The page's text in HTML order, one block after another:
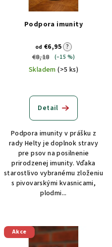
Podpora imunity
od €6,95 ?
€8,18
(–15 %)
Skladem(>5 ks)
Detail
Podpora imunity v prášku z
rady Helty je doplnok stravy
pre psov na posilnenie
prirodzenej imunity. Vďaka
starostlivo vybranému zloženiu
s pivovarskými kvasnicami,
plodmi...
Akce